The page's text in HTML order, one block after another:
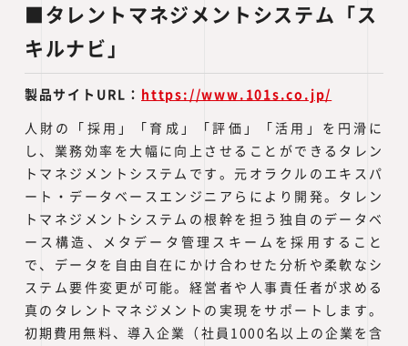
■タレントマネジメントシステム「ス
キルナビ」
製品サイトURL： https://www.101s.co.jp/
人財の「採用」「育成」「評価」「活用」を円滑に
し、業務効率を大幅に向上させることができるタレン
トマネジメントシステムです。元オラクルのエキスパ
ート・データベースエンジニアらにより開発。タレン
トマネジメントシステムの根幹を担う独自のデータベ
ース構造、メタデータ管理スキームを採用すること
で、データを自由自在にかけ合わせた分析や柔軟なシ
ステム要件変更が可能。経営者や人事責任者が求める
真のタレントマネジメントの実現をサポートします。
初期費用無料、導入企業（社員1000名以上の企業を含